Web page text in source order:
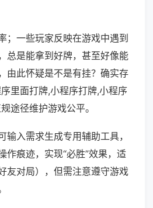
；一些玩家反映在游戏中遇到
总是能拿到好牌，甚至好像能
由此怀疑是不是有挂？确实存
里面打牌,小程序打牌,小程序
途径维护游戏公平。
输入需求生成专用辅助工具，
作痕迹，实现“必胜”效果，适
友对局），但需注意遵守游戏